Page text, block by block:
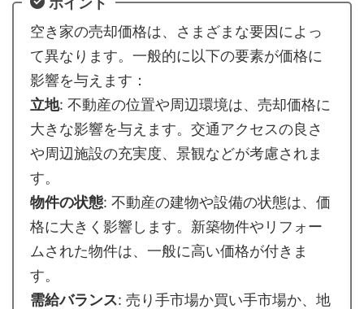
空き家の売却価格は、さまざまな要因によっ
て異なります。一般的に以下の要素が価格に
影響を与えます：
立地: 不動産の位置や周辺環境は、売却価格に
大きな影響を与えます。交通アクセスの良さ
や周辺施設の充実度、景観などが考慮されま
す。
物件の状態: 不動産の建物や設備の状態は、価
格に大きく影響します。新築物件やリフォー
ムされた物件は、一般に高い価格が付きま
す。
需給バランス: 売り手市場か買い手市場か、地